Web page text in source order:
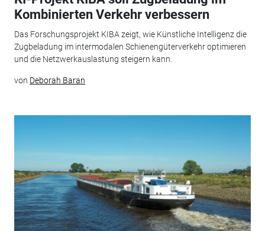
Kombinierten Verkehr verbessern
Das Forschungsprojekt KIBA zeigt, wie Künstliche Intelligenz die
Zugbeladung im intermodalen Schienengüterverkehr optimieren
und die Netzwerkauslastung steigern kann.
von Deborah Baran